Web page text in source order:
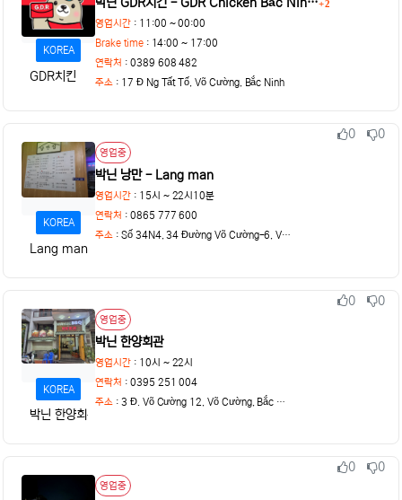
KOREA
GDR치킨
댓글
2
영업시간 : 11:00 ~ 00:00
Brake time: 14:00 ~ 17:00
연락처 : 0389 608 482
주소 : 17 Đ Ng Tất Tố, Võ Cường, Bắc Ninh
상태
KOREA
Lang man
영업중
박닌 낭만 - Lang man
영업시간 : 15시 ~ 22시10분
연락처 : 0865 777 600
주소 : Số 34N4, 34 Đường Võ Cường-6, Võ Cường, Bắc Ninh
추천
0
비추천
0
상태
KOREA
박닌 한양회관
영업중
박닌 한양회관
영업시간 : 10시 ~ 22시
연락처 : 0395 251 004
주소 : 3 Đ. Võ Cường 12, Võ Cường, Bắc Ninh
추천
0
비추천
0
영업중
추천
0
비추천
0